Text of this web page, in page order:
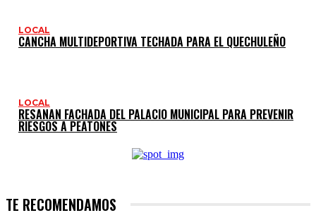
LOCAL
CANCHA MULTIDEPORTIVA TECHADA PARA EL QUECHULEÑO
LOCAL
RESANAN FACHADA DEL PALACIO MUNICIPAL PARA PREVENIR
RIESGOS A PEATONES
TE RECOMENDAMOS